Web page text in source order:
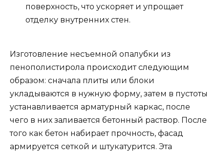
поверхность, что ускоряет и упрощает
отделку внутренних стен.
Изготовление несъемной опалубки из
пенополистирола происходит следующим
образом: сначала плиты или блоки
укладываются в нужную форму, затем в пустоты
устанавливается арматурный каркас, после
чего в них заливается бетонный раствор. После
того как бетон набирает прочность, фасад
армируется сеткой и штукатурится. Эта